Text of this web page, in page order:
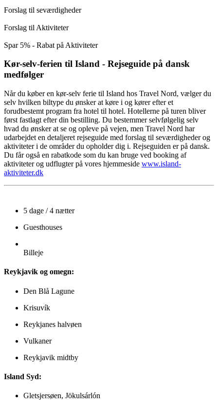
Forslag til seværdigheder
Forslag til Aktiviteter
Spar 5% - Rabat på Aktiviteter
Kør-selv-ferien til Island - Rejseguide på dansk
medfølger
Når du køber en kør-selv ferie til Island hos Travel Nord, vælger du
selv hvilken biltype du ønsker at køre i og kører efter et
forudbestemt program fra hotel til hotel. Hotellerne på turen bliver
først fastlagt efter din bestilling. Du bestemmer selvfølgelig selv
hvad du ønsker at se og opleve på vejen, men Travel Nord har
udarbejdet en detaljeret rejseguide med forslag til seværdigheder og
aktiviteter i de områder du opholder dig i. Rejseguiden er på dansk.
Du får også en rabatkode som du kan bruge ved booking af
aktiviteter og udflugter på vores hjemmeside www.island-
aktiviteter.dk
5 dage / 4 nætter
Guesthouses
Billeje
Reykjavik og omegn:
Den Blå Lagune
Krisuvík
Reykjanes halvøen
Vulkaner
Reykjavik midtby
Island Syd:
Gletsjersøen, Jökulsárlón